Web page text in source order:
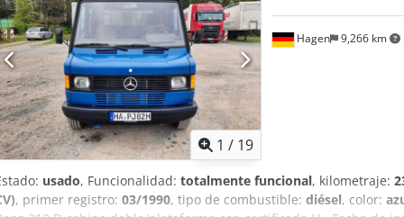
1 / 19
Hagen 9,266 km
usado, Funcionalidad: totalmente funcional, kilometraje:
, primer registro: 03/1990, tipo de combustible: diésel, color: